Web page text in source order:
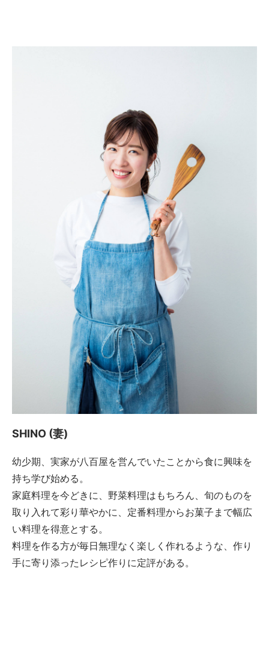
SHINO (妻)
幼少期、実家が八百屋を営んでいたことから食に興味を
持ち学び始める。
家庭料理を今どきに、野菜料理はもちろん、旬のものを
取り入れて彩り華やかに、定番料理からお菓子まで幅広
い料理を得意とする。
料理を作る方が毎日無理なく楽しく作れるような、作り
手に寄り添ったレシピ作りに定評がある。